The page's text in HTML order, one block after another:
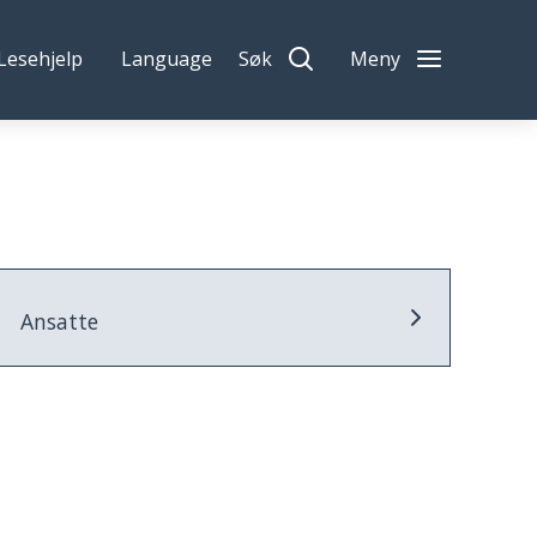
Language Søk Meny
Ansatte